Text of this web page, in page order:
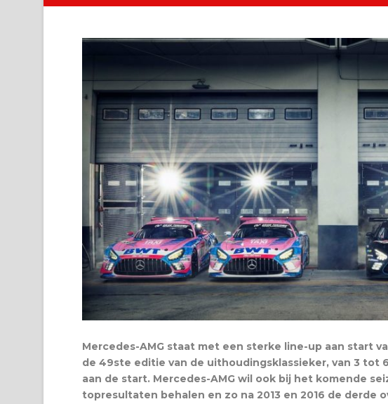
Mercedes-AMG staat met een sterke line-up aan start
de 49ste editie van de uithoudingsklassieker, van 3 tot
aan de start. Mercedes-AMG wil ook bij het komende
topresultaten behalen en zo na 2013 en 2016 de derde